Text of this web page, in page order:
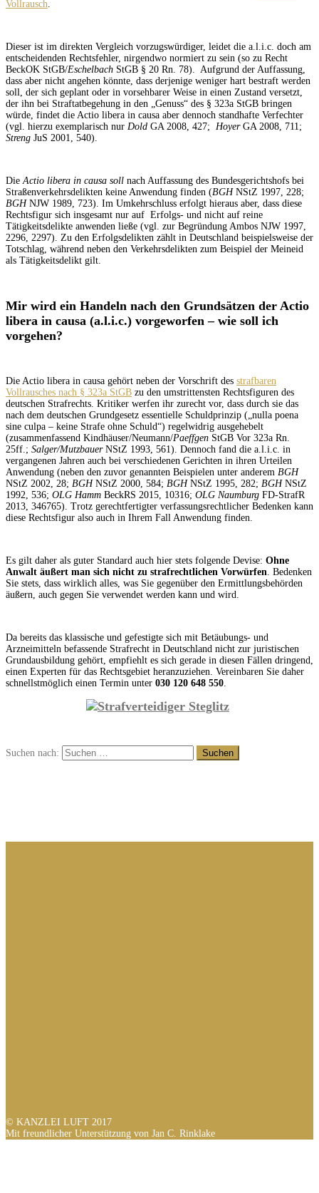
Vollrausch.
Dieser ist im direkten Vergleich vorzugswürdiger, leidet die a.l.i.c. doch am
entscheidenden Rechtsfehler, nirgendwo normiert zu sein (so zu Recht
BeckOK StGB/Eschelbach StGB § 20 Rn. 78). Aufgrund der Auffassung,
dass aber nicht angehen könnte, dass derjenige weniger hart bestraft werden
soll, der sich geplant oder in vorsehbarer Weise in einen Zustand versetzt,
der ihn bei Straftatbegehung in den „Genuss“ des § 323a StGB bringen
würde, findet die Actio libera in causa aber dennoch standhafte Verfechter
(vgl. hierzu exemplarisch nur Dold GA 2008, 427; HoyerGA 2008, 711;
Streng JuS 2001, 540).
DieActio libera in causa soll nach Auffassung des Bundesgerichtshofs bei
Straßenverkehrsdelikten keine Anwendung finden (BGHNStZ 1997, 228;
BGH NJW 1989, 723). Im Umkehrschluss erfolgt hieraus aber, dass diese
Rechtsfigur sich insgesamt nur auf Erfolgs- und nicht auf reine
Tätigkeitsdelikte anwenden ließe (vgl. zur Begründung Ambos NJW 1997,
2296, 2297). Zu den Erfolgsdelikten zählt in Deutschland beispielsweise der
Totschlag, während neben den Verkehrsdelikten zum Beispiel der Meineid
als Tätigkeitsdelikt gilt.
Mir wird ein Handeln nach den Grundsätzen der Actio
libera in causa (a.l.i.c.) vorgeworfen – wie soll ich
vorgehen?
Die Actio libera in causa gehört neben der Vorschrift des strafbaren
Vollrausches nach § 323a StGB zu den umstrittensten Rechtsfiguren des
deutschen Strafrechts. Kritiker werfen ihr zurecht vor, dass durch sie das
nach dem deutschen Grundgesetz essentielle Schuldprinzip („nulla poena
sine culpa – keine Strafe ohne Schuld“) regelwidrig ausgehebelt
(zusammenfassend Kindhäuser/Neumann/Paeffgen StGB Vor 323a Rn.
25ff.; Salger/MutzbauerNStZ 1993, 561). Dennoch fand die a.l.i.c. in
vergangenen Jahren auch bei verschiedenen Gerichten in ihren Urteilen
Anwendung (neben den zuvor genannten Beispielen unter anderem BGH
NStZ 2002, 28; BGHNStZ 2000, 584; BGHNStZ 1995, 282; BGHNStZ
1992, 536; OLG Hamm BeckRS 2015, 10316; OLG Naumburg FD-StrafR
2013, 346765). Trotz gerechtfertigter verfassungsrechtlicher Bedenken kann
diese Rechtsfigur also auch in Ihrem Fall Anwendung finden.
Es gilt daher als guter Standard auch hier stets folgende Devise: Ohne
Anwalt äußert man sich nicht zu strafrechtlichen Vorwürfen. Bedenken
Sie stets, dass wirklich alles, was Sie gegenüber den Ermittlungsbehörden
äußern, auch gegen Sie verwendet werden kann und wird.
Da bereits das klassische und gefestigte sich mit Betäubungs- und
Arzneimitteln befassende Strafrecht in Deutschland nicht zur juristischen
Grundausbildung gehört, empfiehlt es sich gerade in diesen Fällen dringend,
einen Experten für das Rechtsgebiet heranzuziehen. Vereinbaren Sie daher
schnellstmöglich einen Termin unter 030 120 648 550.
Suchen nach:
© KANZLEI LUFT 2017
Mit freundlicher Unterstützung von Jan C. Rinklake